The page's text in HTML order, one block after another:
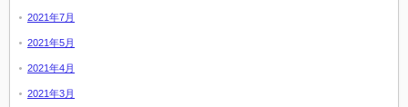
2021年7月
2021年5月
2021年4月
2021年3月